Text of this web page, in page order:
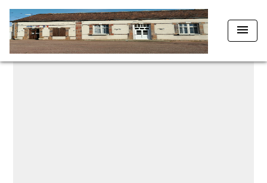
menu